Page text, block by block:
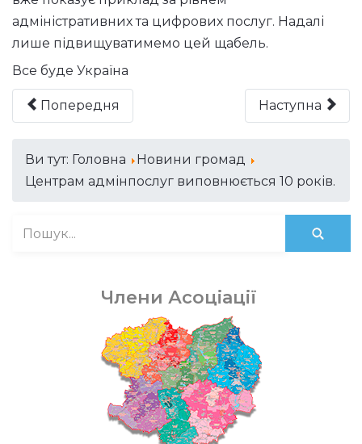
адміністративних та цифрових послуг. Надалі
лише підвищуватимемо цей щабель.
Все буде Україна
Попередня Наступна
Ви тут: Головна
Новини громад
Центрам адмінпослуг виповнюється 10 років.
Члени Асоціації